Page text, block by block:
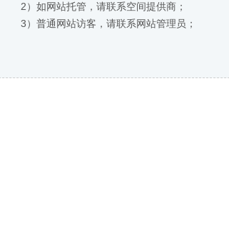
2）如网站托管，请联系空间提供商；
3）普通网站访客，请联系网站管理员；